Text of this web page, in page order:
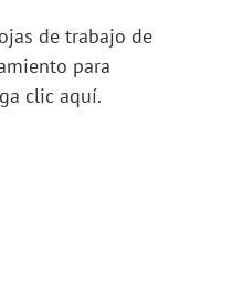
de trabajo de
para
clic aquí.